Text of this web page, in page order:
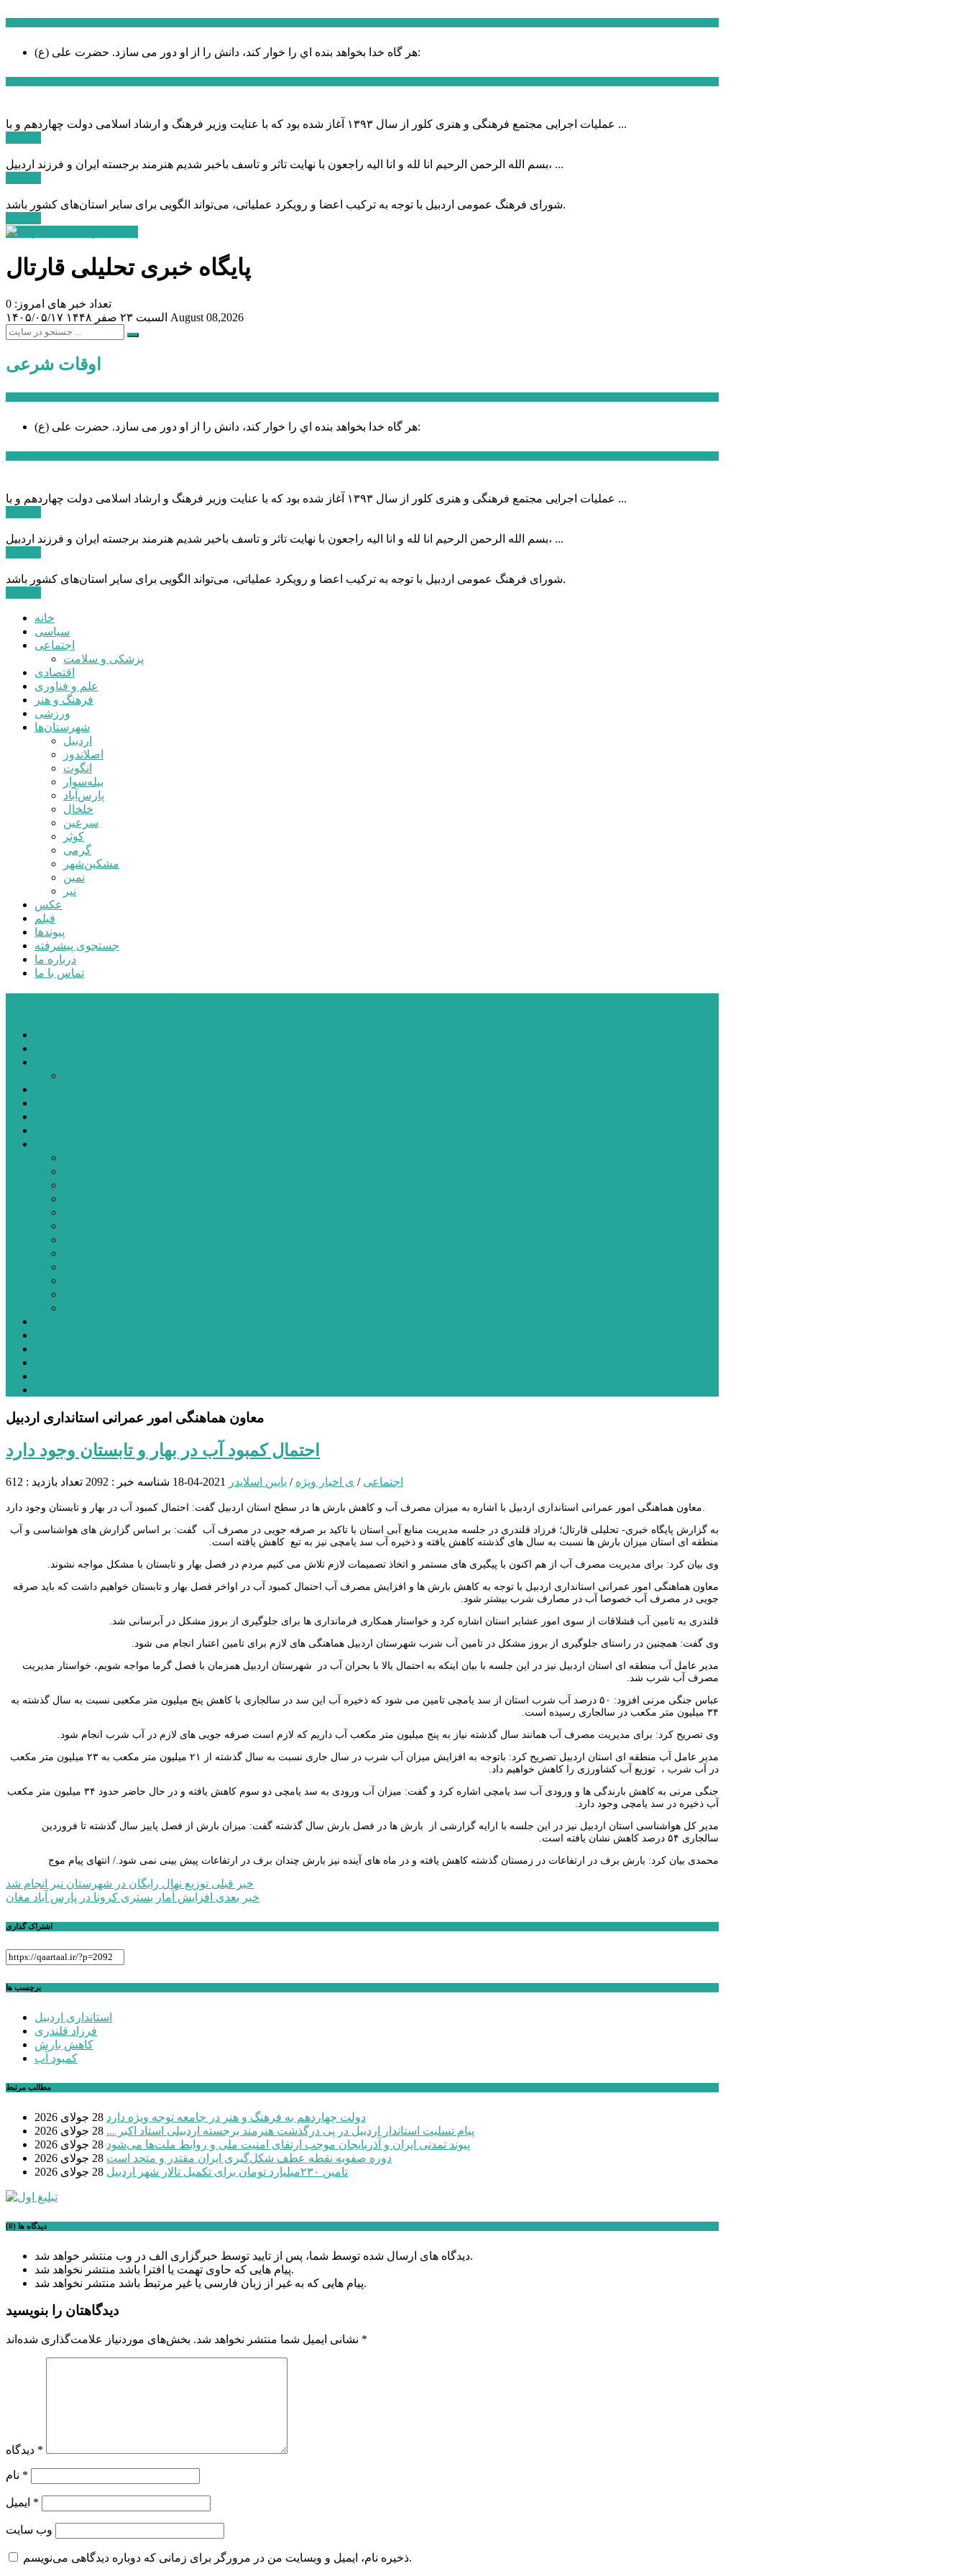
هر گاه خدا بخواهد بنده اي را خوار كند، دانش را از او دور می سازد.حضرت علی (ع):
عملیات اجرایی مجتمع فرهنگی و هنری کلور از سال ۱۳۹۳ آغاز شده بود که با عنایت وزیر فرهنگ و ارشاد اسلامی دولت چهاردهم و با ...
بسم الله الرحمن الرحیم انا لله و انا الیه راجعون با نهایت تاثر و تاسف باخبر شدیم هنرمند برجسته ایران و فرزند اردبیل، ...
شورای فرهنگ عمومی اردبیل با توجه به ترکیب اعضا و رویکرد عملیاتی، می‌تواند الگویی برای سایر استان‌های کشور باشد.
پایگاه خبری تحلیلی قارتال
تعداد خبر های امروز: 0
۱۴۰۵/۰۵/۱۷
السبت ۲۳ صفر ۱۴۴۸ August 08,2026
اوقات شرعی
هر گاه خدا بخواهد بنده اي را خوار كند، دانش را از او دور می سازد.حضرت علی (ع):
عملیات اجرایی مجتمع فرهنگی و هنری کلور از سال ۱۳۹۳ آغاز شده بود که با عنایت وزیر فرهنگ و ارشاد اسلامی دولت چهاردهم و با ...
بسم الله الرحمن الرحیم انا لله و انا الیه راجعون با نهایت تاثر و تاسف باخبر شدیم هنرمند برجسته ایران و فرزند اردبیل، ...
شورای فرهنگ عمومی اردبیل با توجه به ترکیب اعضا و رویکرد عملیاتی، می‌تواند الگویی برای سایر استان‌های کشور باشد.
خانه
سیاسی
اجتماعی
پزشکی و سلامت
اقتصادی
علم و فناوری
فرهنگ و هنر
ورزشی
شهرستان‌ها
اردبیل
اصلاندوز
انگوت
بیله‌سوار
پارس‌آباد
خلخال
سرعین
کوثر
گرمی
مشکین‌شهر
نمین
نیر
عکس
فیلم
پیوندها
جستجوی پیشرفته
درباره ما
تماس با ما
معاون هماهنگی امور عمرانی استانداری اردبیل
احتمال کمبود آب در بهار و تابستان وجود دارد
اجتماعی / ی اخبار ویژه / یایین اسلایدر 2021-04-18 شناسه خبر : 2092 تعداد بازدید : 612
به گزارش پایگاه خبری- تحلیلی قارتال؛ فرزاد قلندری در جلسه مدیریت منابع آبی استان با تاکید بر صرفه جویی در مصرف آب گفت: بر اساس گزارش های هواشناسی و آب
منطقه ای استان میزان بارش ها نسبت به سال های گذشته کاهش یافته و ذخیره آب سد یامچی نیز به تبع کاهش یافته است.
وی بیان کرد: برای مدیریت مصرف آب از هم اکنون با پیگیری های مستمر و اتخاذ تصمیمات لازم تلاش می کنیم مردم در فصل بهار و تابستان با مشکل مواجه نشوند.
معاون هماهنگی امور عمرانی استانداری اردبیل با توجه به کاهش بارش ها و افزایش مصرف آب احتمال کمبود آب در اواخر فصل بهار و تابستان خواهیم داشت که باید صرفه
جویی در مصرف آب خصوصا آب در مصارف شرب بیشتر شود.
قلندری به تامین آب قشلاقات از سوی امور عشایر استان اشاره کرد و خواستار همکاری فرمانداری ها برای جلوگیری از بروز مشکل در آبرسانی شد.
وی گفت: همچنین در راستای جلوگیری از بروز مشکل در تامین آب شرب شهرستان اردبیل هماهنگی های لازم برای تامین اعتبار انجام می شود.
مدیر عامل آب منطقه ای استان اردبیل نیز در این جلسه با بیان اینکه به احتمال بالا با بحران آب در شهرستان اردبیل همزمان با فصل گرما مواجه شویم، خواستار مدیریت
مصرف آب شرب شد.
عباس جنگی مرنی افزود: ۵۰ درصد آب شرب استان از سد یامچی تامین می شود که ذخیره آب این سد در سالجاری با کاهش پنج میلیون متر مکعبی نسبت به سال گذشته به
۳۴ میلیون متر مکعب در سالجاری رسیده است.
وی تصریح کرد: برای مدیریت مصرف آب همانند سال گذشته نیاز به پنج میلیون متر مکعب آب داریم که لازم است صرفه جویی های لازم در آب شرب انجام شود.
مدیر عامل آب منطقه ای استان اردبیل تصریح کرد: باتوجه به افزایش میزان آب شرب در سال جاری نسبت به سال گذشته از ۲۱ میلیون متر مکعب به ۲۳ میلیون متر مکعب
در آب شرب ، توزیع آب کشاورزی را کاهش خواهیم داد.
جنگی مرنی به کاهش بارندگی ها و ورودی آب سد یامچی اشاره کرد و گفت: میزان آب ورودی به سد یامچی دو سوم کاهش یافته و در حال حاضر حدود ۳۴ میلیون متر مکعب
آب ذخیره در سد یامچی وجود دارد.
مدیر کل هواشناسی استان اردبیل نیز در این جلسه با ارایه گزارشی از بارش ها در فصل بارش سال گذشته گفت: میزان بارش از فصل پاییز سال گذشته تا فروردین
سالجاری ۵۴ درصد کاهش نشان یافته است.
محمدی بیان کرد: بارش برف در ارتفاعات در زمستان گذشته کاهش یافته و در ماه های آینده نیز بارش چندان برف در ارتفاعات پیش بینی نمی شود./ انتهای پیام موج
راهبری
نوشته
خبر قبلی توزیع نهال رایگان در شهرستان نیر انجام شد
خبر بعدی افزایش آمار بستری کرونا در پارس آباد مغان
اشتراک گذاری
برچسب ها
استانداری اردبیل
فرزاد قلندری
کاهش بارش
کمبود آب
مطالب مرتبط
دولت چهاردهم به فرهنگ و هنر در جامعه توجه ویژه دارد 28 جولای 2026
پیام تسلیت استاندار اردبیل در پی درگذشت هنرمند برجسته اردبیلی استاد اکبر ... 28 جولای 2026
پیوند تمدنی ایران و آذربایجان موجب ارتقای امنیت ملی و روابط ملت‌ها می‌شود 28 جولای 2026
دوره صفویه نقطه عطف شکل‌گیری ایران مقتدر و متحد است 28 جولای 2026
تامین ۲۳۰میلیارد تومان برای تکمیل تالار شهر اردبیل
28 جولای 2026
دیدگاه ها (0)
دیدگاه های ارسال شده توسط شما، پس از تایید توسط خبرگزاری الف در وب منتشر خواهد شد.
پیام هایی که حاوی تهمت یا افترا باشد منتشر نخواهد شد.
پیام هایی که به غیر از زبان فارسی یا غیر مرتبط باشد منتشر نخواهد شد.
دیدگاهتان را بنویسید
نشانی ایمیل شما منتشر نخواهد شد. *
*
*
*
وب‌ سایت
ذخیره نام، ایمیل و وبسایت من در مرورگر برای زمانی که دوباره دیدگاهی می‌نویسم.